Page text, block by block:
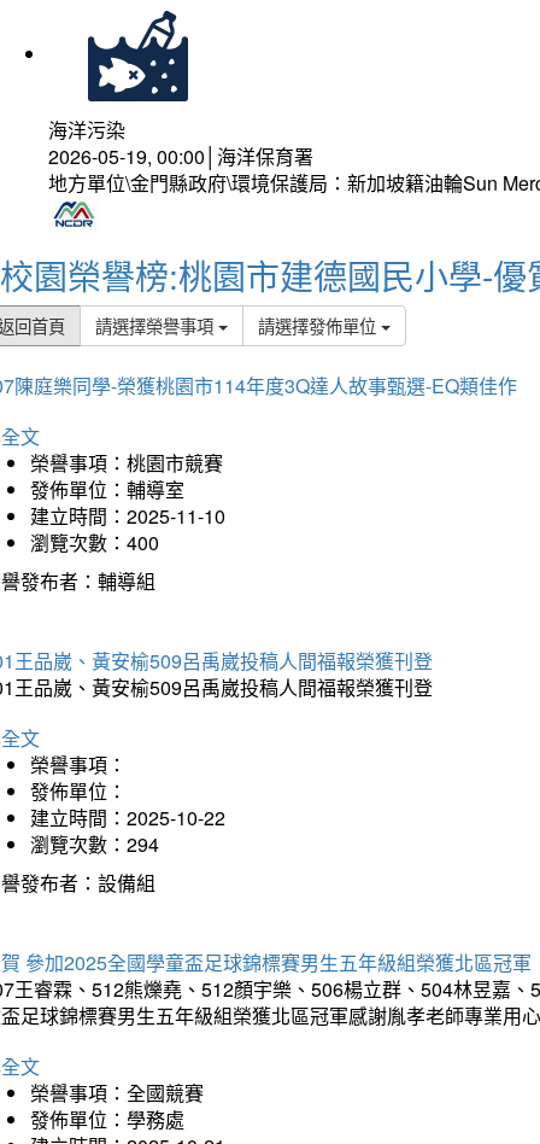
海洋污染
2026-05-19, 00:00│海洋保育署
地方單位\金門縣政府\環境保護局：新加坡籍油輪Sun
校園榮譽榜:桃園市建德國民小學-優
回首頁 請選擇榮譽事項 請選擇發佈單位
陳庭樂同學-榮獲桃園市114年度3Q達人故事甄選-EQ類佳作
文
榮譽事項：桃園市競賽
發佈單位：輔導室
建立時間：2025-11-10
瀏覽次數：400
發布者：輔導組
王品崴、黃安榆509呂禹崴投稿人間福報榮獲刊登
王品崴、黃安榆509呂禹崴投稿人間福報榮獲刊登
文
榮譽事項：
發佈單位：
建立時間：2025-10-22
瀏覽次數：294
發布者：設備組
參加2025全國學童盃足球錦標賽男生五年級組榮獲北區冠軍
王睿霖、512熊爍堯、512顏宇樂、506楊立群、504林昱嘉
足球錦標賽男生五年級組榮獲北區冠軍感謝胤孝老師專業用
文
榮譽事項：全國競賽
發佈單位：學務處